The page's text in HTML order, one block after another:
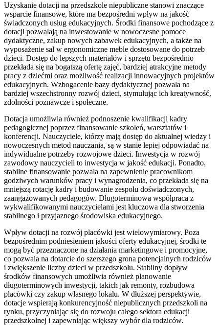
Uzyskanie dotacji na przedszkole niepubliczne stanowi znaczące
wsparcie finansowe, które ma bezpośredni wpływ na jakość
świadczonych usług edukacyjnych. Środki finansowe pochodzące z
dotacji pozwalają na inwestowanie w nowoczesne pomoce
dydaktyczne, zakup nowych zabawek edukacyjnych, a także na
wyposażenie sal w ergonomiczne meble dostosowane do potrzeb
dzieci. Dostęp do lepszych materiałów i sprzętu bezpośrednio
przekłada się na bogatszą ofertę zajęć, bardziej atrakcyjne metody
pracy z dziećmi oraz możliwość realizacji innowacyjnych projektów
edukacyjnych. Wzbogacenie bazy dydaktycznej pozwala na
bardziej wszechstronny rozwój dzieci, stymulując ich kreatywność,
zdolności poznawcze i społeczne.
Dotacja umożliwia również podnoszenie kwalifikacji kadry
pedagogicznej poprzez finansowanie szkoleń, warsztatów i
konferencji. Nauczyciele, którzy mają dostęp do aktualnej wiedzy i
nowoczesnych metod nauczania, są w stanie lepiej odpowiadać na
indywidualne potrzeby rozwojowe dzieci. Inwestycja w rozwój
zawodowy nauczycieli to inwestycja w jakość edukacji. Ponadto,
stabilne finansowanie pozwala na zapewnienie pracownikom
godziwych warunków pracy i wynagrodzenia, co przekłada się na
mniejszą rotację kadry i budowanie zespołu doświadczonych,
zaangażowanych pedagogów. Długoterminowa współpraca z
wykwalifikowanymi nauczycielami jest kluczowa dla stworzenia
stabilnego i przyjaznego środowiska edukacyjnego.
Wpływ dotacji na rozwój placówki jest wielowymiarowy. Poza
bezpośrednim podniesieniem jakości oferty edukacyjnej, środki te
mogą być przeznaczone na działania marketingowe i promocyjne,
co pozwala na dotarcie do szerszego grona potencjalnych rodziców
i zwiększenie liczby dzieci w przedszkolu. Stabilny dopływ
środków finansowych umożliwia również planowanie
długoterminowych inwestycji, takich jak remonty, rozbudowa
placówki czy zakup własnego lokalu. W dłuższej perspektywie,
dotacje wspierają konkurencyjność niepublicznych przedszkoli na
rynku, przyczyniając się do rozwoju całego sektora edukacji
przedszkolnej i zapewniając większy wybór dla rodziców.